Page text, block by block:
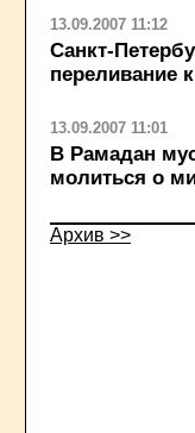
13.09.2007 11:12
Санкт-
переливание
13.09.2007 11:01
В Рамадан
молиться о
Архив >>